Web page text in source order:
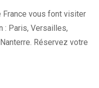
vous font visiter
: Paris, Versailles,
Réservez votre